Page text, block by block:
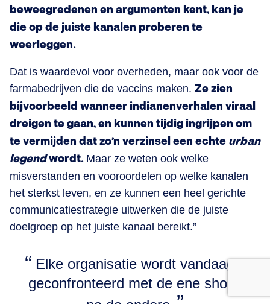
beweegredenen en argumenten kent, kan je
die op de juiste kanalen proberen te
weerleggen.
Dat is waardevol voor overheden, maar ook voor de
farmabedrijven die de vaccins maken. Ze zien
bijvoorbeeld wanneer indianenverhalen viraal
dreigen te gaan, en kunnen tijdig ingrijpen om
te vermijden dat zo’n verzinsel een echte urban
legendwordt. Maar ze weten ook welke
misverstanden en vooroordelen op welke kanalen
het sterkst leven, en ze kunnen een heel gerichte
communicatiestrategie uitwerken die de juiste
doelgroep op het juiste kanaal bereikt.”
Elke organisatie wordt vandaag
geconfronteerd met de ene shock